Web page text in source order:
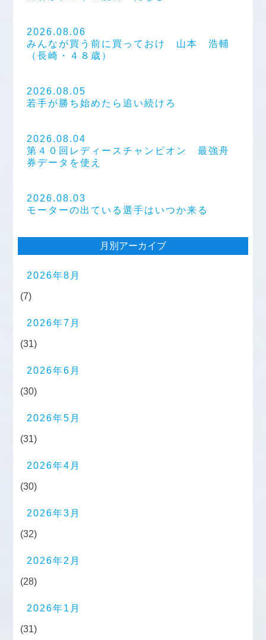
2026.08.06
みんなが買う前に買っておけ 山本 浩輔
（長崎・４８歳）
2026.08.05
若手が勝ち始めたら追い続けろ
2026.08.04
第４０回レディースチャンピオン 最強舟
券データを使え
2026.08.03
モーターの出ている選手はいつか来る
月別アーカイブ
2026年8月
(7)
2026年7月
(31)
2026年6月
(30)
2026年5月
(31)
2026年4月
(30)
2026年3月
(32)
2026年2月
(28)
2026年1月
(31)